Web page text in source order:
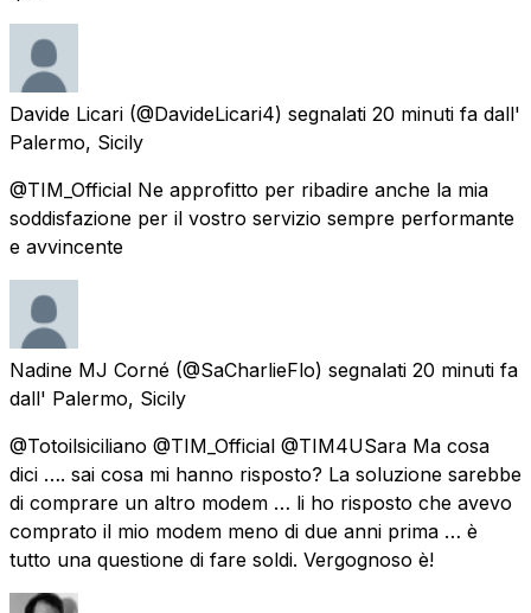
Davide Licari (@DavideLicari4) segnalati 20 minuti fa dall'
Palermo, Sicily
@TIM_Official Ne approfitto per ribadire anche la mia
soddisfazione per il vostro servizio sempre performante
e avvincente
Nadine MJ Corné (@SaCharlieFlo) segnalati 20 minuti fa
dall' Palermo, Sicily
@Totoilsiciliano @TIM_Official @TIM4USara Ma cosa
dici …. sai cosa mi hanno risposto? La soluzione sarebbe
di comprare un altro modem … li ho risposto che avevo
comprato il mio modem meno di due anni prima … è
tutto una questione di fare soldi. Vergognoso è!